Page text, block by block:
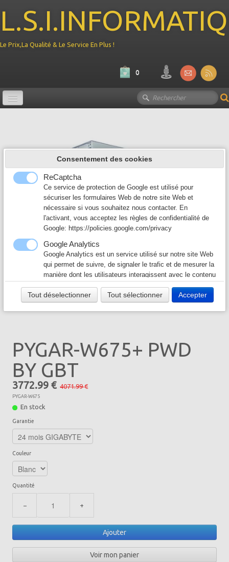
Le Prix,La Qualité & Le Service En Plus !
0
▼
Périphérique▼
Câble & Connecteur
Logiciel & Papier▼
PYGAR-W675+ PWD
BY GBT
3772.99 € 4071.99 €
PYGAR-W675
En stock
Garantie
Couleur
Quantité
− +
Ajouter
Voir mon panier
Consentement des cookies
ReCaptcha
Ce service de protection de Google est utilisé pour
sécuriser les formulaires Web de notre site Web et
nécessaire si vous souhaitez nous contacter. En
l'activant, vous acceptez les règles de confidentialité de
Google: https://policies.google.com/privacy
Google Analytics
Google Analytics est un service utilisé sur notre site Web
qui permet de suivre, de signaler le trafic et de mesurer la
manière dont les utilisateurs interagissent avec le contenu
meilleurs services.
Google Ad
règles de confidentialité de Google:
https://policies.google.com/technologies/ads?hl=fr
Tout déselectionner Tout sélectionner Accepter